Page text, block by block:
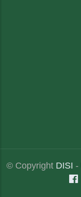
© Copyright DISI -